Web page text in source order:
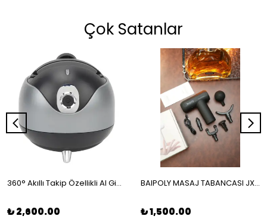
Çok Satanlar
360° Akıllı Takip Özellikli AI Gimbal – Otomatik Yüz ve Nesne İzleme
₺ 2,600.00
BAIPOLY MASAJ TABANCASI JX-208
₺ 1,500.00